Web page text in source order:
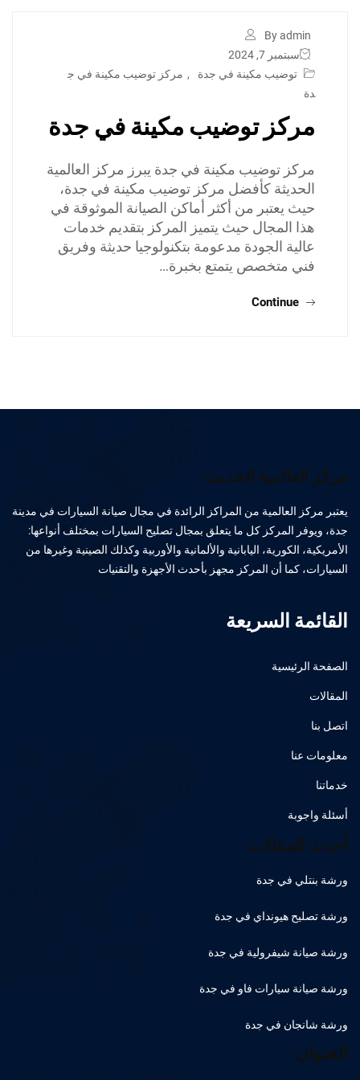
By admin
سبتمبر 7, 2024
توضيب مكينة في جدة
, مركز توضيب مكينة في ج
دة
مركز توضيب مكينة في جدة
مركز توضيب مكينة في جدة يبرز مركز العالمية
الحديثة كأفضل مركز توضيب مكينة في جدة،
حيث يعتبر من أكثر أماكن الصيانة الموثوقة في
هذا المجال حيث يتميز المركز بتقديم خدمات
عالية الجودة مدعومة بتكنولوجيا حديثة وفريق
فني متخصص يتمتع بخبرة…
Continue
مركز العالمية الحديث
يعتبر مركز العالمية من المراكز الرائدة في مجال صيانة السيارات في مدينة
جدة، ويوفر المركز كل ما يتعلق بمجال تصليح السيارات بمختلف أنواعها:
الأمريكية، الكورية، اليابانية والألمانية والأوربية وكذلك الصينية وغيرها من
السيارات، كما أن المركز مجهز بأحدث الأجهزة والتقنيات
القائمة السريعة
الصفحة الرئيسية
المقالات
اتصل بنا
معلومات عنا
خدماتنا
أسئلة واجوبة
أحدث المقالات
ورشة بنتلي في جدة
ورشة تصليح هيونداي في جدة
ورشة صيانة شيفرولية في جدة
ورشة صيانة سيارات فاو في جدة
ورشة شانجان في جدة
العنوان